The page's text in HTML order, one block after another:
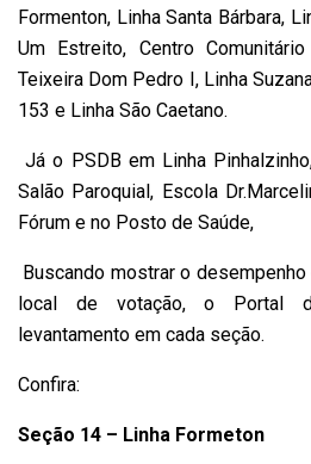
Formenton, Linha Santa Bárbara,
Um Estreito, Centro
Teixeira Dom Pedro I, Linha
153 e Linha São Caetano.
Já o PSDB em Linha
Salão Paroquial, Escola
Fórum e no Posto de Saúde,
Buscando mostrar o
local de votação, o Portal
levantamento em cada seção.
Confira:
Seção 14 – Linha Formeton